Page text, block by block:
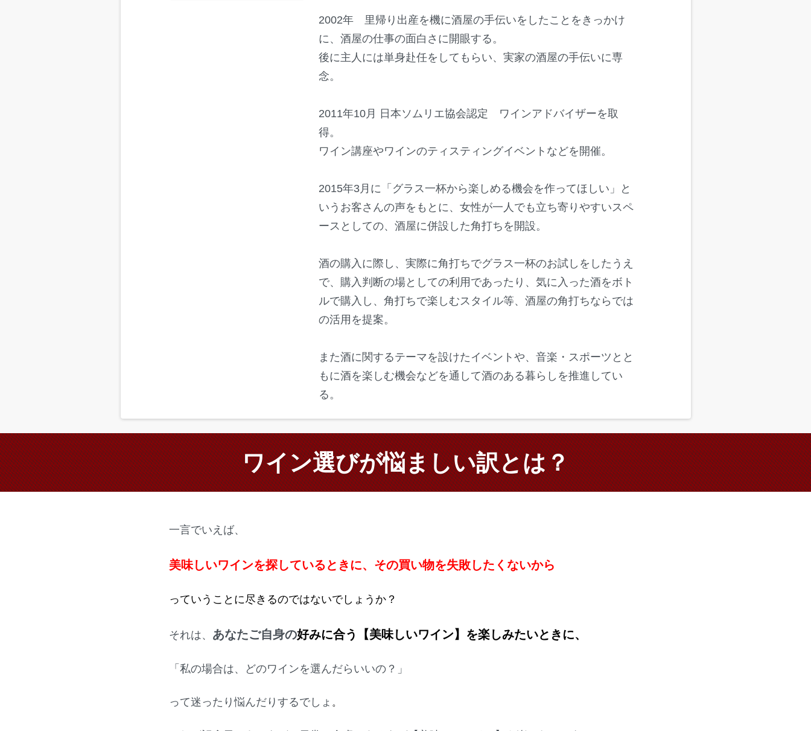
2002年 里帰り出産を機に酒屋の手伝いをしたことをきっかけ
に、酒屋の仕事の面白さに開眼する。
後に主人には単身赴任をしてもらい、実家の酒屋の手伝いに専
念。
2011年10月 日本ソムリエ協会認定 ワインアドバイザーを取
得。
ワイン講座やワインのティスティングイベントなどを開催。
2015年3月に「グラス一杯から楽しめる機会を作ってほしい」と
いうお客さんの声をもとに、女性が一人でも立ち寄りやすいスペ
ースとしての、酒屋に併設した角打ちを開設。
酒の購入に際し、実際に角打ちでグラス一杯のお試しをしたうえ
で、購入判断の場としての利用であったり、気に入った酒をボト
ルで購入し、角打ちで楽しむスタイル等、酒屋の角打ちならでは
の活用を提案。
また酒に関するテーマを設けたイベントや、音楽・スポーツとと
もに酒を楽しむ機会などを通して酒のある暮らしを推進してい
る。
ワイン選びが悩ましい訳とは？
一言でいえば、
美味しいワインを探しているときに、その買い物を失敗したくないから
っていうことに尽きるのではないでしょうか？
それは、 あなたご自身の好みに合う【美味しいワイン】を楽しみたいときに、
「私の場合は、どのワインを選んだらいいの？」
って迷ったり悩んだりするでしょ 。